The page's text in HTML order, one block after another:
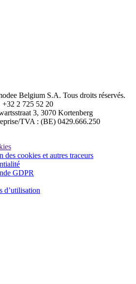
Belgium S.A. Tous droits réservés.
+32 2 725 52 20
3, 3070 Kortenberg
TVA : (BE) 0429.666.250
des cookies et autres traceurs
GDPR
d’utilisation